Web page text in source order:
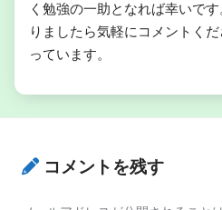
く勉強の一助となれば幸いで
りましたら気軽にコメントく
っています。
コメントを残す